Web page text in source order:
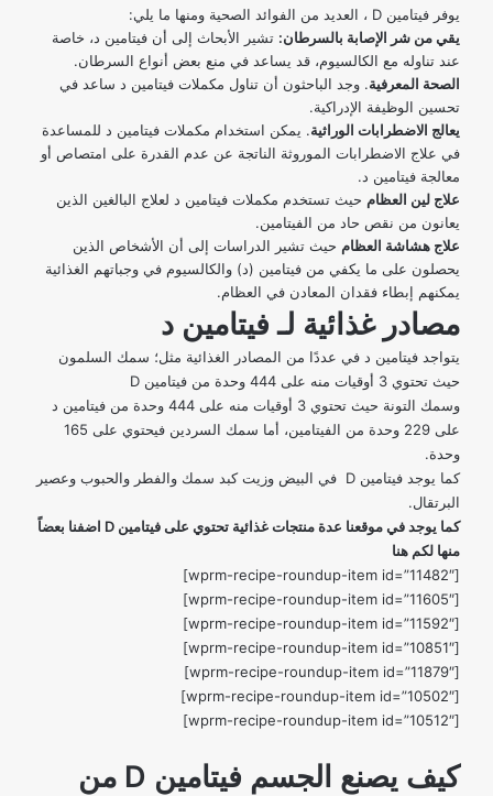
يوفر فيتامين D ، العديد من الفوائد الصحية ومنها ما يلي:
يقي من شر الإصابة بالسرطان: تشير الأبحاث إلى أن فيتامين د، خاصة
عند تناوله مع الكالسيوم، قد يساعد في منع بعض أنواع السرطان.
الصحة المعرفية. وجد الباحثون أن تناول مكملات فيتامين د ساعد في
تحسين الوظيفة الإدراكية.
يعالج الاضطرابات الوراثية. يمكن استخدام مكملات فيتامين د للمساعدة
في علاج الاضطرابات الموروثة الناتجة عن عدم القدرة على امتصاص أو
معالجة فيتامين د.
علاج لين العظام حيث تستخدم مكملات فيتامين د لعلاج البالغين الذين
يعانون من نقص حاد من الفيتامين.
علاج هشاشة العظام حيث تشير الدراسات إلى أن الأشخاص الذين
يحصلون على ما يكفي من فيتامين (د) والكالسيوم في وجباتهم الغذائية
يمكنهم إبطاء فقدان المعادن في العظام.
مصادر غذائية لـ فيتامين د
يتواجد فيتامين د في عددًا من المصادر الغذائية مثل؛ سمك السلمون
حيث تحتوي 3 أوقيات منه على 444 وحدة من فيتامين D
وسمك التونة حيث تحتوي 3 أوقيات منه على 444 وحدة من فيتامين د
على 229 وحدة من الفيتامين، أما سمك السردين فيحتوي على 165
وحدة.
كما يوجد فيتامين D في البيض وزيت كبد سمك والفطر والحبوب وعصير
البرتقال.
كما يوجد في موقعنا عدة منتجات غذائية تحتوي على فيتامين D اضفنا بعضاً
منها لكم هنا
[wprm-recipe-roundup-item id=”11482″]
[wprm-recipe-roundup-item id=”11605″]
[wprm-recipe-roundup-item id=”11592″]
[wprm-recipe-roundup-item id=”10851″]
[wprm-recipe-roundup-item id=”11879″]
[wprm-recipe-roundup-item id=”10502″]
[wprm-recipe-roundup-item id=”10512″]
كيف يصنع الجسم فيتامين D من